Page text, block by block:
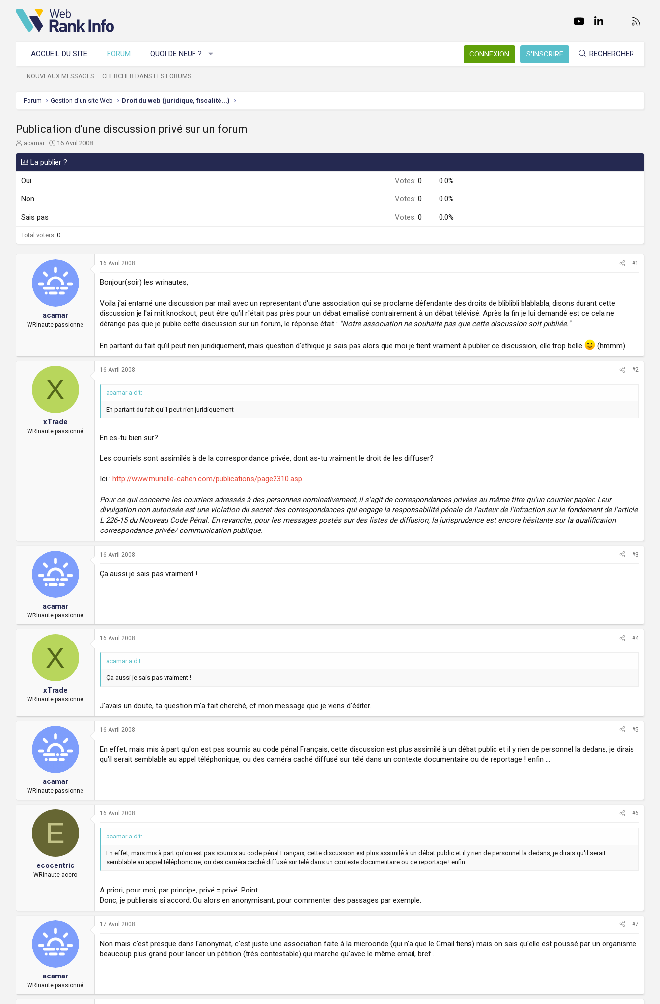
FacebookTwitter youtubeLinkedInNous
ACCUEIL DU SITE FORUM QUOI DE NEUF ? CONNEXION S'INSCRIRE RECHERCHER
NOUVEAUX MESSAGES CHERCHER DANS LES FORUMS
Forum Gestion d'un site Web Droit du web (juridique, fiscalité...)
Publication d'une discussion privé sur un forum
A
u
t
u
d
l
d
acamar
D
a
t
t
16 Avril 2008
La publier ?
Oui Votes: 0 0.0%
Non Votes: 0 0.0%
Sais pas Votes: 0 0.0%
Total voters 0
acamar
WRInaute passionné
16 Avril 2008 #1
Bonjour(soir) les wrinautes,
Voila j'ai entamé une discussion par mail avec un représentant d'une association qui se proclame défendante des droits de bliblibli blablabla, disons durant cette
discussion je l'ai mit knockout, peut être qu'il n'était pas près pour un débat emailisé contrairement à un débat télévisé. Après la fin je lui demandé est ce cela ne
dérange pas que je publie cette discussion sur un forum, le réponse était : "Notre association ne souhaite pas que cette discussion soit publiée."
En partant du fait qu'il peut rien juridiquement, mais question d'éthique je sais pas alors que moi je tient vraiment à publier ce discussion, elle trop belle (hmmm)
X
xTrade
WRInaute passionné
16 Avril 2008 #2
acamar a dit:
En partant du fait qu'il peut rien juridiquement
En es-tu bien sur?
Les courriels sont assimilés à de la correspondance privée, dont as-tu vraiment le droit de les diffuser?
Ici : http://www.murielle-cahen.com/publications/page2310.asp
Pour ce qui concerne les courriers adressés à des personnes nominativement, il s'agit de correspondances privées au même titre qu'un courrier papier. Leur
divulgation non autorisée est une violation du secret des correspondances qui engage la responsabilité pénale de l'auteur de l'infraction sur le fondement de l'article
L 226-15 du Nouveau Code Pénal. En revanche, pour les messages postés sur des listes de diffusion, la jurisprudence est encore hésitante sur la qualification
correspondance privée/ communication publique.
acamar
WRInaute passionné
16 Avril 2008 #3
Ça aussi je sais pas vraiment !
X
xTrade
WRInaute passionné
16 Avril 2008 #4
acamar a dit:
Ça aussi je sais pas vraiment !
J'avais un doute, ta question m'a fait cherché, cf mon message que je viens d'éditer.
acamar
WRInaute passionné
16 Avril 2008 #5
En effet, mais mis à part qu'on est pas soumis au code pénal Français, cette discussion est plus assimilé à un débat public et il y rien de personnel la dedans, je dirais
qu'il serait semblable au appel téléphonique, ou des caméra caché diffusé sur télé dans un contexte documentaire ou de reportage ! enfin ...
E
ecocentric
WRInaute accro
16 Avril 2008 #6
acamar a dit:
En effet, mais mis à part qu'on est pas soumis au code pénal Français, cette discussion est plus assimilé à un débat public et il y rien de personnel la dedans, je dirais qu'il serait
semblable au appel téléphonique, ou des caméra caché diffusé sur télé dans un contexte documentaire ou de reportage ! enfin ...
A priori, pour moi, par principe, privé = privé. Point.
Donc, je publierais si accord. Ou alors en anonymisant, pour commenter des passages par exemple.
acamar
WRInaute passionné
17 Avril 2008 #7
Non mais c'est presque dans l'anonymat, c'est juste une association faite à la microonde (qui n'a que le Gmail tiens) mais on sais qu'elle est poussé par un organisme
beaucoup plus grand pour lancer un pétition (très contestable) qui marche qu'avec le même email, bref...